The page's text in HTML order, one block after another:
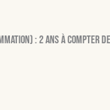
: 2 ans à compter